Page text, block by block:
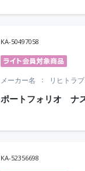
KA-50497058
ポートフォリオ ナ
メーカー名 リヒトラブ
KA-52356698